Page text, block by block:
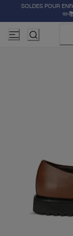
SOLDES POUR